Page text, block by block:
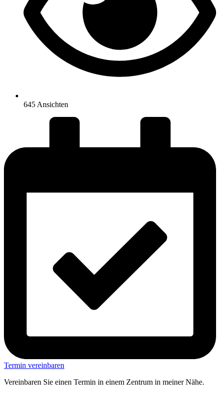
645 Ansichten
Termin vereinbaren
Vereinbaren Sie einen Termin in einem Zentrum in meiner Nähe.